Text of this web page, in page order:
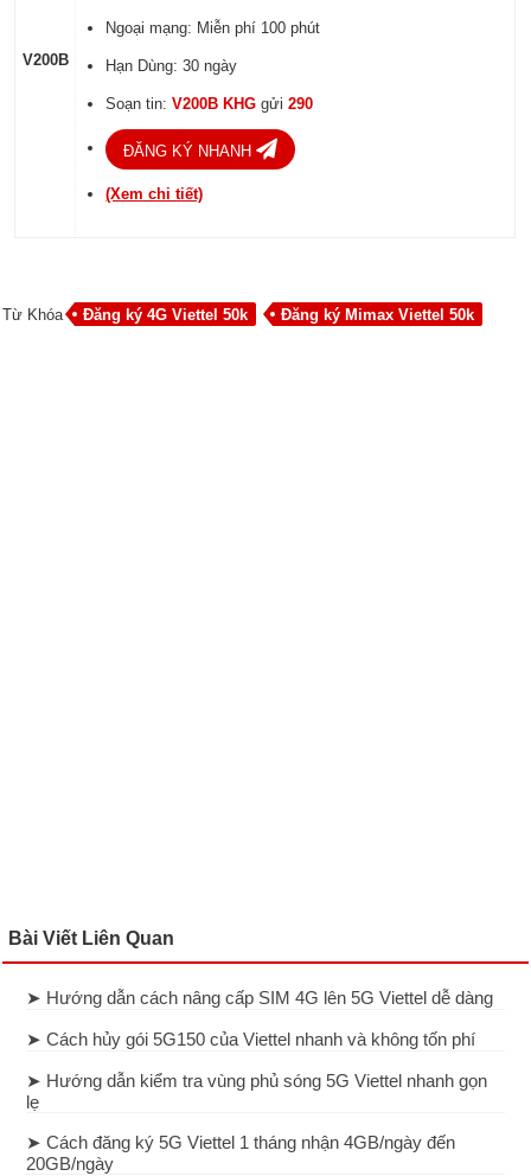
V200B
Ngoại mạng: Miễn phí 100 phút
Hạn Dùng: 30 ngày
Soạn tin:V200B KHGgửi290
ĐĂNG KÝ NHANH
(Xem chi tiết)
Từ Khóa Đăng ký 4G Viettel 50k Đăng ký Mimax Viettel 50k
Bài Viết Liên Quan
➤ Hướng dẫn cách nâng cấp SIM 4G lên 5G Viettel dễ dàng
➤ Cách hủy gói 5G150 của Viettel nhanh và không tốn phí
➤ Hướng dẫn kiểm tra vùng phủ sóng 5G Viettel nhanh gọn
lẹ
➤ Cách đăng ký 5G Viettel 1 tháng nhận 4GB/ngày đến
20GB/ngày